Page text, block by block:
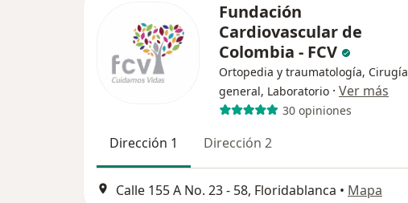
Fundación
Cardiovascular de
Colombia - FCV
Ortopedia y traumatología, Cirugía
general, Laboratorio · Ver más
30 opiniones
Dirección 1 Dirección 2
Calle 155 A No. 23 - 58, Floridablanca • Mapa